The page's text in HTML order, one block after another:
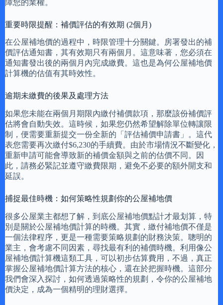
障您的業權。
重要時限提醒：補價評估的有效期 (2個月)
在公屋補地價的過程中，時限管理十分關鍵。房署發出的補
價評估通知書，其有效期只有兩個月。這意味著，您必須在
通知書發出後的兩個月內完成繳費。這也是為何公屋補地價
計算機的估值有其時效性。
逾期未繳費的後果及處理方法
如果您未能在兩個月期限內繳付補價款項，那麼該份補價評
估將會自動失效。這時候，如果您仍然希望解除單位轉讓限
制，便需要重新提交一份全新的「評估補價申請書」。這代
表您需要再次繳付$6,230的手續費。由於市場情況不斷變化，
重新申請可能會導致新的補價金額與之前的估價不同。因
此，請務必緊記並遵守繳費限期，避免不必要的額外開支和
延誤。
捕捉最佳時機：如何策略性規劃你的公屋補地價
很多公屋業主都想了解，到底公屋補地價點計才最划算，特
別是關於公屋補地價計算的時機。其實，繳付補地價不僅是
一個法律程序，更是一種需要策略規劃的財務決策。聰明的
業主，會考慮不同因素，尋找最有利的補價時機。利用像公
屋補地價計算機這類工具，可以初步估算費用，不過，真正
掌握公屋補地價計算方法的核心，還在於把握時機。這部分
我們會深入探討，如何透過策略性的規劃，令你的公屋補地
價決定，成為一個精明的理財選擇。